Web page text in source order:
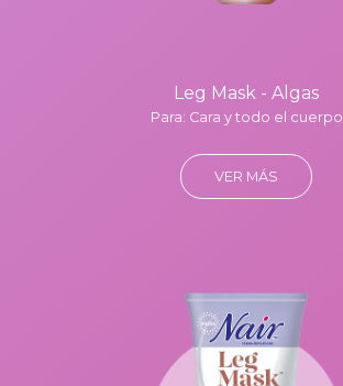
Leg Mask - Algas
Para: Cara y todo el cuerpo
VER MÁS